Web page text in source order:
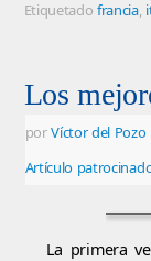
Etiquetadofrancia,
Los
porVíctor del Pozo
Artículo
La primera